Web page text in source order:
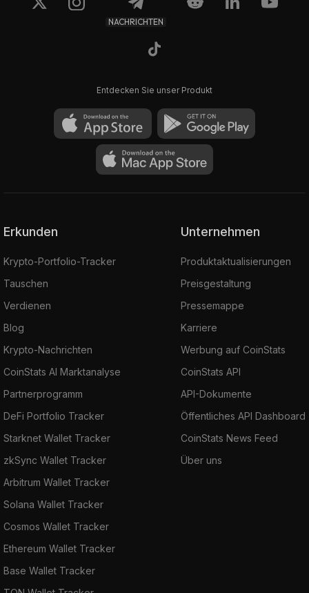
NACHRICHTEN
Entdecken Sie unser Produkt
Erkunden
Krypto-Portfolio-Tracker
Tauschen
Verdienen
Blog
Krypto-Nachrichten
CoinStats AI Marktanalyse
Partnerprogramm
DeFi Portfolio Tracker
Starknet Wallet Tracker
zkSync Wallet Tracker
Arbitrum Wallet Tracker
Solana Wallet Tracker
Cosmos Wallet Tracker
Ethereum Wallet Tracker
Base Wallet Tracker
Unternehmen
Produktaktualisierungen
Preisgestaltung
Pressemappe
Karriere
Werbung auf CoinStats
CoinStats API
API-Dokumente
Öffentliches API Dashboard
CoinStats News Feed
Über uns